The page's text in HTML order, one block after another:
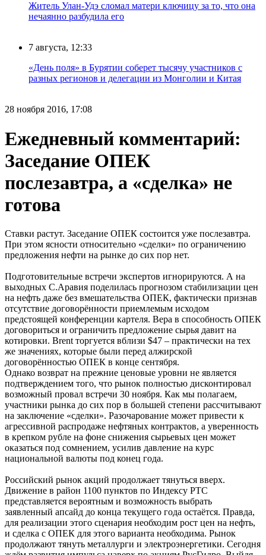
Житель Улан-Удэ сломал матери ключицу за то, что она
нечаянно разбудила его
7 августа, 12:33
«День поля» в Бурятии соберет тысячу участников с
разных регионов и делегации из Монголии и Китая
28 ноября 2016, 17:08
Ежедневный комментарий:
Заседание ОПЕК
послезавтра, а «сделка» не
готова
Ставки растут. Заседание ОПЕК состоится уже послезавтра.
При этом ясности относительно «сделки» по ограничению
предложения нефти на рынке до сих пор нет.
Подготовительные встречи экспертов игнорируются. А на
выходных С.Аравия поделилась прогнозом стабилизации цен
на нефть даже без вмешательства ОПЕК, фактически признав
отсутствие договорённости приемлемым исходом
предстоящей конференции картеля. Вера в способность ОПЕК
договориться и ограничить предложение сырья давит на
котировки. Brent торгуется вблизи $47 – практически на тех
же значениях, которые были перед алжирской
договорённостью ОПЕК в конце сентября.
Однако возврат на прежние ценовые уровни не является
подтверждением того, что рынок полностью дисконтировал
возможный провал встречи 30 ноября. Как мы полагаем,
участники рынка до сих пор в большей степени рассчитывают
на заключение «сделки». Разочарование может привести к
агрессивной распродаже нефтяных контрактов, а уверенность
в крепком рубле на фоне снижения сырьевых цен может
оказаться под сомнением, усилив давление на курс
национальной валюты под конец года.
Российский рынок акций продолжает тянуться вверх.
Движение в район 1100 пунктов по Индексу РТС
представляется вероятным и возможность выбрать
заявленный апсайд до конца текущего года остаётся. Правда,
для реализации этого сценария необходим рост цен на нефть,
и сделка с ОПЕК для этого варианта необходима. Рынок
продолжают тянуть металлурги и электроэнергетики. Сегодня